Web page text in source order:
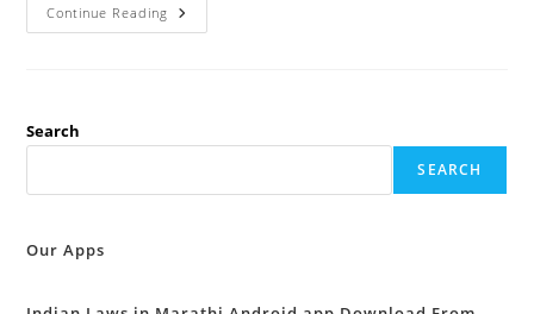
Continue Reading Constitution
अनुच्छेद
भारतीय
प्रतिनिधित्व
Search
SEARCH
Our Apps